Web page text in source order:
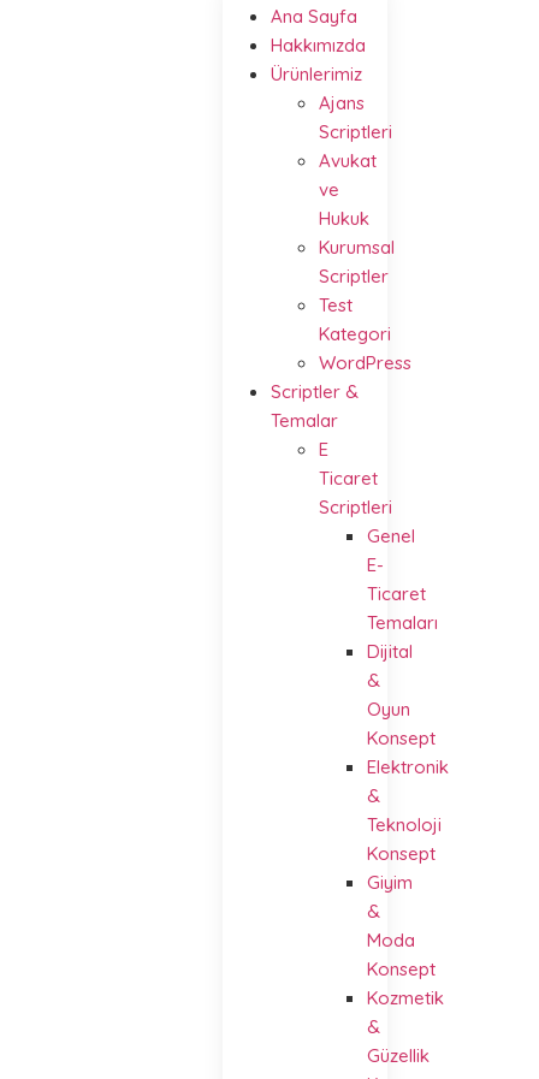
Ana Sayfa
Hakkımızda
Ürünlerimiz
Ajans
Scriptleri
Avukat
ve
Hukuk
Kurumsal
Scriptler
Test
Kategori
WordPress
Scriptler &
Temalar
E
Ticaret
Scriptleri
Genel
E-
Ticaret
Temaları
Dijital
&
Oyun
Konsept
Elektronik
&
Teknoloji
Konsept
Giyim
&
Moda
Konsept
Kozmetik
&
Güzellik